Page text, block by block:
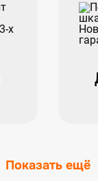
Показать ещё